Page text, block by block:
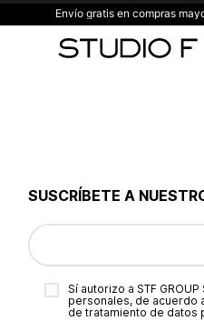
Envío gratis en compras
SUSCRÍBETE A
Sí autorizo a STF
personales, de acuerdo
de tratamiento de datos